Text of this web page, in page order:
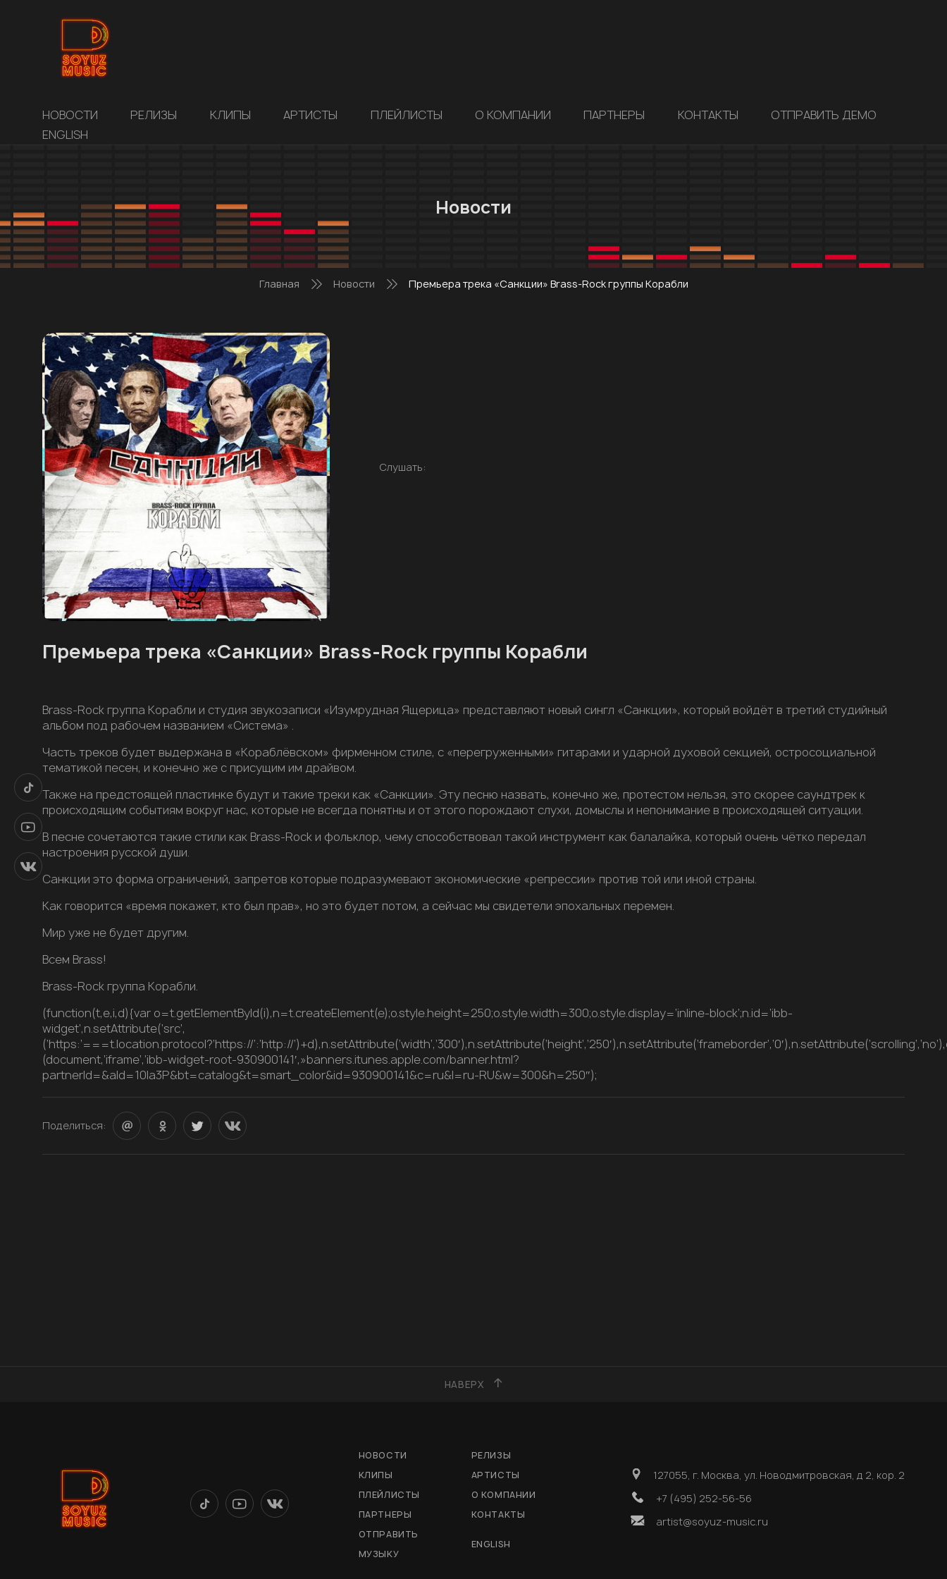
НОВОСТИ РЕЛИЗЫ КЛИПЫ АРТИСТЫ ПЛЕЙЛИСТЫ О КОМПАНИИ ПАРТНЕРЫ КОНТАКТЫ
ОТПРАВИТЬ ДЕМО
ENGLISH
Новости
Главная Новости Премьера трека «Санкции» Brass-Rock группы Корабли
Слушать:
Премьера трека «Санкции» Brass-Rock группы Корабли
Brass-Rock группа Корабли и студия звукозаписи «Изумрудная Ящерица» представляют новый сингл «Санкции», который войдёт в третий студийный
альбом под рабочем названием «Система» .
Часть треков будет выдержана в «Кораблёвском» фирменном стиле, с «перегруженными» гитарами и ударной духовой секцией, остросоциальной
тематикой песен, и конечно же с присущим им драйвом.
Также на предстоящей пластинке будут и такие треки как «Санкции». Эту песню назвать, конечно же, протестом нельзя, это скорее саундтрек к
происходящим событиям вокруг нас, которые не всегда понятны и от этого порождают слухи, домыслы и непонимание в происходящей ситуации.
В песне сочетаются такие стили как Brass-Rock и фольклор, чему способствовал такой инструмент как балалайка, который очень чётко передал
настроения русской души.
Санкции это форма ограничений, запретов которые подразумевают экономические «репрессии» против той или иной страны.
Как говорится «время покажет, кто был прав», но это будет потом, а сейчас мы свидетели эпохальных перемен.
Мир уже не будет другим.
Всем Brass!
Brass-Rock группа Корабли.
(function(t,e,i,d){var o=t.getElementById(i),n=t.createElement(e);o.style.height=250;o.style.width=300;o.style.display=’inline-block’;n.id=’ibb-
widget’,n.setAttribute(‘src’,
(‘https:’===t.location.protocol?’https://’:’http://
(document,’iframe’,’ibb-widget-root-930900141′,»banners.itunes.apple.com/banner.html?
partnerId=&aId=10la3P&bt=catalog&t=smart_color&id=930900141&c=ru&l=ru-RU&w=300&h=250″);
Поделиться:
НАВЕРХ
НОВОСТИ
РЕЛИЗЫ
КЛИПЫ
АРТИСТЫ
ПЛЕЙЛИСТЫ
О КОМПАНИИ
ПАРТНЕРЫ
КОНТАКТЫ
ОТПРАВИТЬ
МУЗЫКУ
ENGLISH
127055, г. Москва, ул. Новодмитровская, д 2, кор. 2
+7 (495) 252-56-56
artist@soyuz-music.ru